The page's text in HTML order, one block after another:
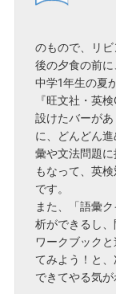
のもので、リ
後の夕食の前
中学1年生の夏
『旺文社・英
設けたバーが
に、どんどん
彙や文法問題
もなって、英
です。
また、「語彙
析ができるし、
ワークブック
てみよう！と
できてやる気